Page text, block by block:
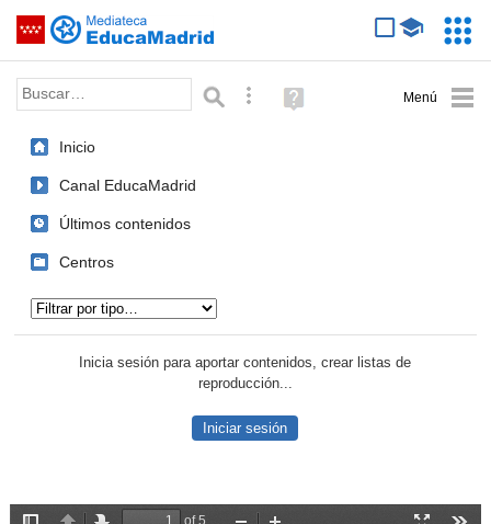
Saltar navegación
Palabra o frase: Búsqueda avanzada
Ayuda
(en
Inicio
Canal EducaMadrid
Últimos contenidos
Centros
Inicia sesión para aportar contenidos, crear listas de
reproducción...
Iniciar sesión